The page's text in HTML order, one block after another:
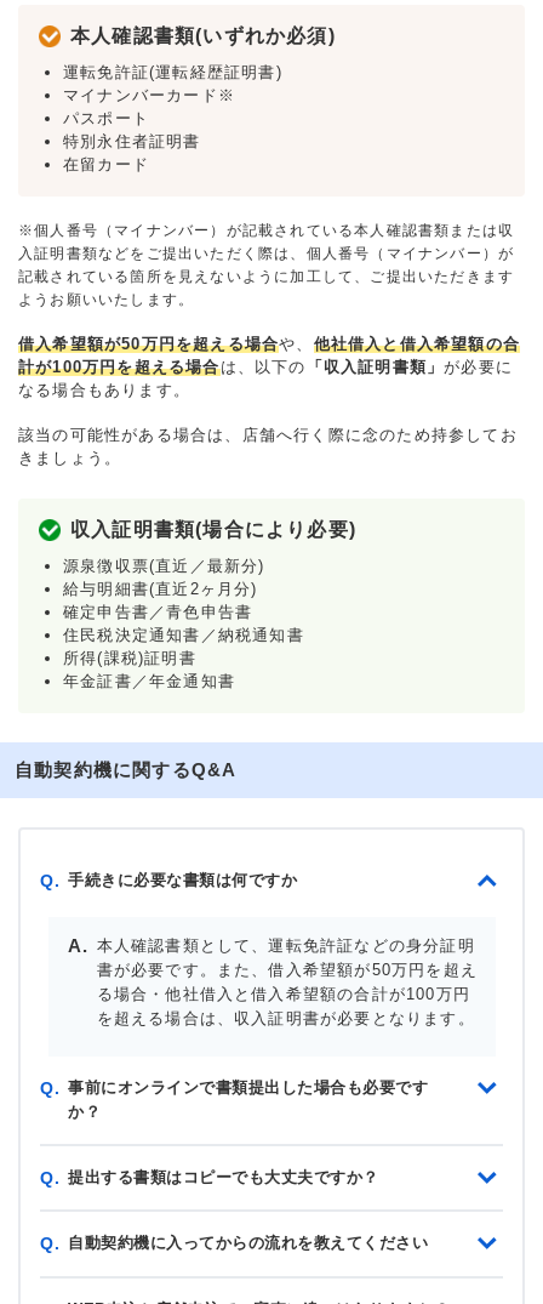
本人確認書類(いずれか必須)
運転免許証(運転経歴証明書)
マイナンバーカード※
パスポート
特別永住者証明書
在留カード
※個人番号（マイナンバー）が記載されている本人確認書類または収
入証明書類などをご提出いただく際は、個人番号（マイナンバー）が
記載されている箇所を見えないように加工して、ご提出いただきます
ようお願いいたします。
借入希望額が50万円を超える場合や、 他社借入と借入希望額の合
計が100万円を超える場合は、以下の 「収入証明書類」が必要に
なる場合もあります。
該当の可能性がある場合は、店舗へ行く際に念のため持参してお
きましょう。
収入証明書類(場合により必要)
源泉徴収票(直近／最新分)
給与明細書(直近2ヶ月分)
確定申告書／青色申告書
住民税決定通知書／納税通知書
所得(課税)証明書
年金証書／年金通知書
自動契約機に関するQ&A
Q. 手続きに必要な書類は何ですか
本人確認書類として、運転免許証などの身分証明
書が必要です。また、借入希望額が50万円を超え
る場合・他社借入と借入希望額の合計が100万円
を超える場合は、収入証明書が必要となります。
Q. 事前にオンラインで書類提出した場合も必要です
か？
Q. 提出する書類はコピーでも大丈夫ですか？
Q. 自動契約機に入ってからの流れを教えてください